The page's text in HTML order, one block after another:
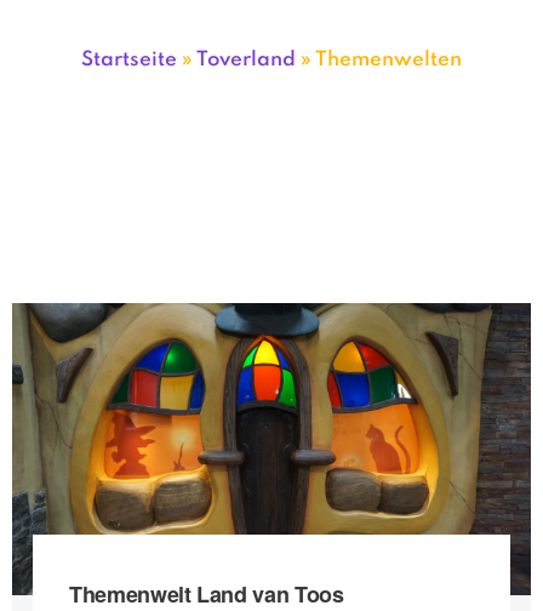
Startseite » Toverland » Themenwelten
Themenwelt Land van Toos